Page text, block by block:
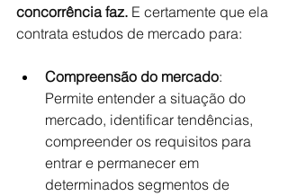
concorrência faz. E certamente que ela
contrata estudos de mercado para:
Compreensão do mercado:
Permite entender a situação do
mercado, identificar tendências,
compreender os requisitos para
entrar e permanecer em
determinados segmentos de